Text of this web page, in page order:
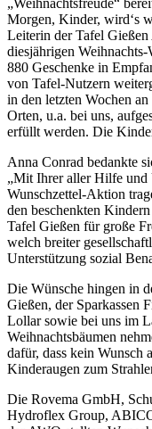
„Weihnachtsfreude“
Morgen, Kinder, wird‘s
Leiterin der Tafel
diesjährigen
880 Geschenke in
von Tafel-Nutzern
in den letzten Wochen
Orten, u.a. bei uns,
erfüllt werden. Die
Anna Conrad bedankte
„Mit Ihrer aller Hilfe und
Wunschzettel-Aktion
den beschenkten
Tafel Gießen für große
welch breiter
Unterstützung sozial
Die Wünsche hingen in
Gießen, der Sparkassen
Lollar sowie bei uns im
Weihnachtsbäumen
dafür, dass kein Wunsch
Kinderaugen zum
Die Rovema GmbH,
Hydroflex Group,